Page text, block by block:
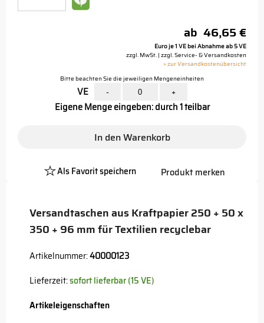
Versandtaschen aus Kraftpapier 250 + 50 x
350 + 96 mm für Textilien recyclebar
Artikelnummer:40000123
Lieferzeit:sofort lieferbar (15 VE)
Artikeleigenschaften
ab 46,65 €
Euro je 1 VE bei Abnahme ab 5 VE
zzgl. MwSt. | zzgl. Service- & Versandkosten
> zur Versandkostenübersicht
Bitte beachten Sie die jeweiligen Mengeneinheiten
VE - +
Eigene Menge eingeben: durch 1 teilbar
In den Warenkorb
Als Favorit speichern
Platzhalter
Produkt merken